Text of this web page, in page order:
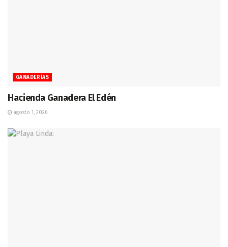
GANADERÍAS
Hacienda Ganadera El Edén
agosto 1, 2026